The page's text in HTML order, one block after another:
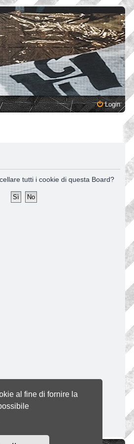
al fine di fornire la
Login
tutti i cookie di questa Board?